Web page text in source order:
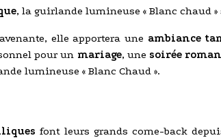
, la guirlande lumineuse « Blanc chaud
elle apportera une ambiance
pour un mariage, une soirée
lumineuse « Blanc Chaud ».
font leurs grands come-back